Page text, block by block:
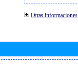
Otras informaciones